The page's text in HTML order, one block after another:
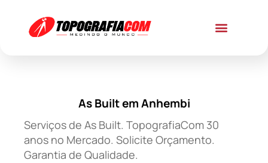
As Built em Anhembi
Serviços de As Built. TopografiaCom 30
anos no Mercado. Solicite Orçamento.
Garantia de Qualidade.